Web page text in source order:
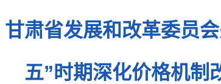
甘肃省发展和改革委员
五”时期深化价格机制